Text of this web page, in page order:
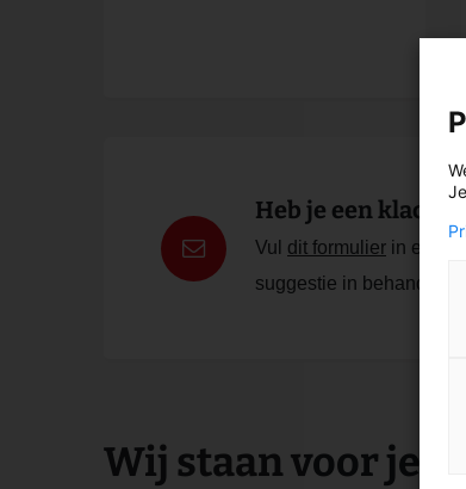
Heb je een klacht
Vul dit formulier in en we
suggestie in behandeling.
Wij staan voor je